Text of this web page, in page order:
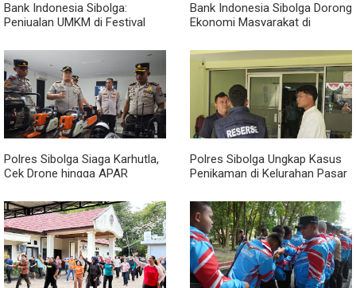
Bank Indonesia Sibolga:
Penjualan UMKM di Festival
Bank Indonesia Sibolga Dorong
Ekonomi Masyarakat di
2026
Polres Sibolga Siaga Karhutla,
Cek Drone hingga APAR
Polres Sibolga Ungkap Kasus
Penikaman di Kelurahan Pasar